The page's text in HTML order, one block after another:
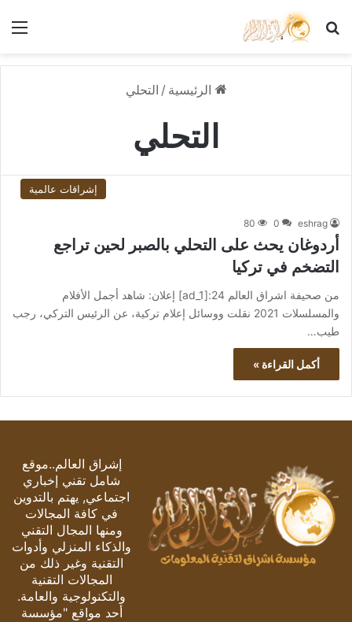
بحث عن
الرئيسية / التحلي
التحلي
إشراقات عالمية
eshrag
0
80
أردوغان يحث على التحلي بالصبر لحين تراجع
التضخم في تركيا
من صحيفة اشراق العالم 24:[ad_1] إعلان: شاهد أجمل الأفلام
والمسلسلات 2021 نقلت ووسائل إعلام تركية، عن الرئيس التركي، رجب
طيب…
أكمل القراءة »
إشراق العالم..موقع
شامل تقني إخباري
اجتماعي, يهتم بالتدوين
في كافة المجالات
ومنها المجال التقني
والذكاء المنزلي وأدوات
التقنية وغير ذلك من
المجالات التقنية
والتكنولوجية والعامة.
أحد مواقع "مؤسسة